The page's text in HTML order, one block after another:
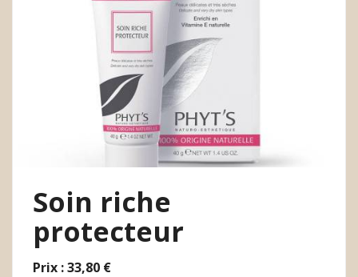
Soin riche
protecteur
Prix : 33,80 €